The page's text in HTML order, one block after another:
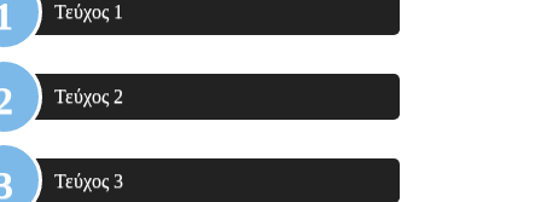
Τεύχος 1
Τεύχος 2
Τεύχος 3